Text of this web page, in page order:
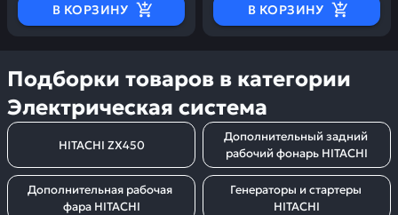
В КОРЗИНУ В КОРЗИНУ
Подборки товаров в категории
Электрическая система
HITACHI ZX450
Дополнительный задний
рабочий фонарь HITACHI
Дополнительная рабочая
фара HITACHI
Генераторы и стартеры
HITACHI